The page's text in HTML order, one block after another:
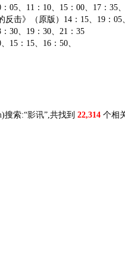
、11：10、15：00、17：35、
击》（原版）14：15、19：05
、19：30、21：35
：15、16：50、
)搜索:“影讯”,共找到 22,314 个相